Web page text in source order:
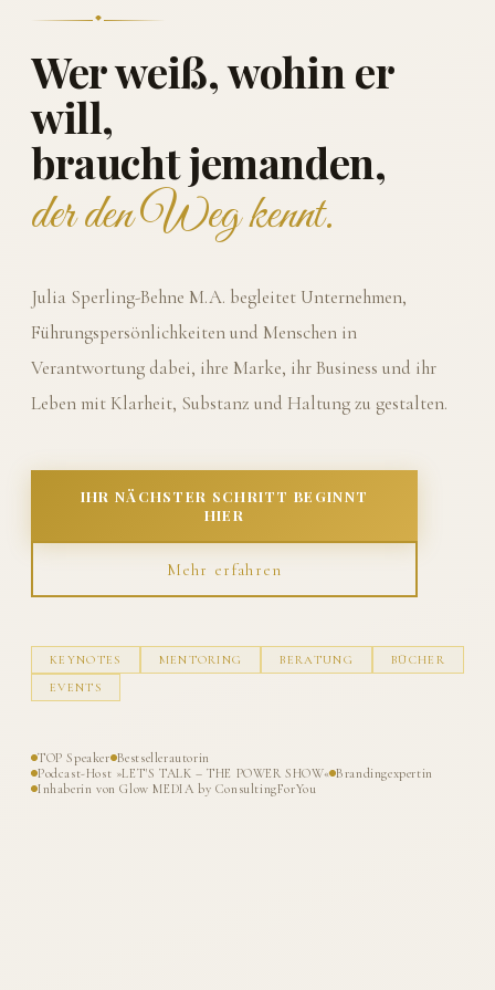
Wer weiß, wohin er
will,
braucht jemanden,
der den Weg kennt.
Julia Sperling-Behne M.A. begleitet Unternehmen,
Führungspersönlichkeiten und Menschen in
Verantwortung dabei, ihre Marke, ihr Business und ihr
Leben mit Klarheit, Substanz und Haltung zu gestalten.
IHR NÄCHSTER SCHRITT BEGINNT
HIER
Mehr erfahren
KEYNOTES MENTORING BERATUNG
BÜCHER
EVENTS
TOP Speaker Bestsellerautorin
Podcast-Host »LET'S TALK – THE POWER SHOW« Brandingexpertin
Inhaberin von Glow MEDIA by ConsultingForYou